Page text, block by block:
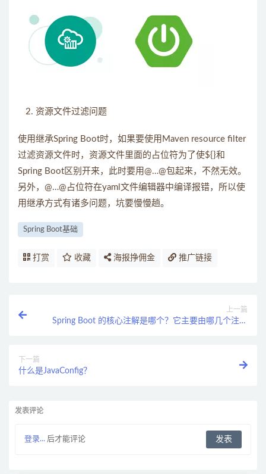
资源文件过滤问题
使用继承Spring Boot时，如果要使用Maven resource filter
过滤资源文件时，资源文件里面的占位符为了使${}和
Spring Boot区别开来，此时要用@…@包起来，不然无效。
另外，@…@占位符在yaml文件编辑器中编译报错，所以使
用继承方式有诸多问题，坑要慢慢趟。
Spring Boot基础
打赏 收藏 海报挣佣金 推广链接
上一篇
Spring Boot 的核心注解是哪个？它主要由哪几个注解
下一篇
什么是JavaConfig？
发表评论
登录... 后才能评论